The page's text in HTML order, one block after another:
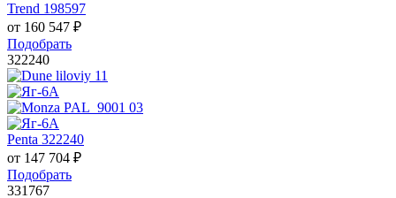
Trend 198597
от 160 547 ₽
Подобрать
322240
Penta 322240
от 147 704 ₽
Подобрать
331767